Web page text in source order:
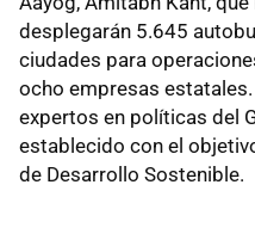
desplegarán 5.645
ciudades para
ocho empresas
expertos en políticas del
establecido con el
de Desarrollo Sostenible.